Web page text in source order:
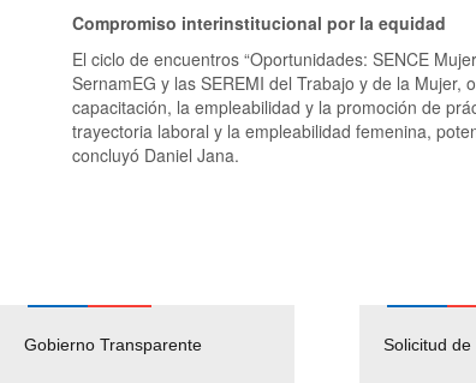
Compromiso interinstitucional por la equidad
El ciclo de encuentros “Oportunidades: SENCE
SernamEG y las SEREMI del Trabajo y de la
capacitación, la empleabilidad y la promoción de
trayectoria laboral y la empleabilidad femenina,
concluyó Daniel Jana.
Gobierno Transparente Solicitud
Pago Proveedores